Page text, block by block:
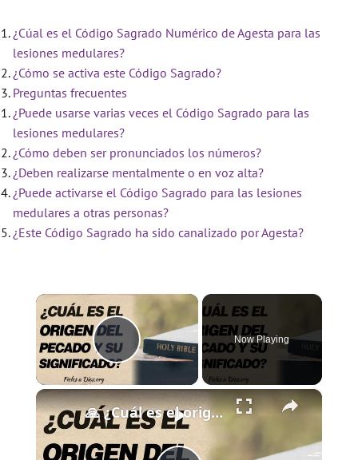
¿Cúal es el Código Sagrado Numérico de Agesta para las
lesiones medulares?
¿Cómo se activa este Código Sagrado?
Preguntas frecuentes
¿Puede usarse varias veces el Código Sagrado para las
lesiones medulares?
¿Cómo deben ser pronunciados los números?
¿Deben realizarse mentalmente o en voz alta?
¿Puede activarse el Código Sagrado para las lesiones
medulares a otras personas?
¿Este Código Sagrado ha sido canalizado por Agesta?
×
Play Video
Now Playing
×
🙏 ¿Cuál es el origen del pecado y cuál es su significado? 🙏